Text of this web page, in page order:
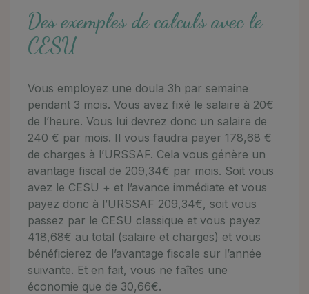
Des exemples de calculs avec le
CESU
Vous employez une doula 3h par semaine
pendant 3 mois. Vous avez fixé le salaire à 20€
de l’heure. Vous lui devrez donc un salaire de
240 € par mois. Il vous faudra payer 178,68 €
de charges à l’URSSAF. Cela vous génère un
avantage fiscal de 209,34€ par mois. Soit vous
avez le CESU + et l’avance immédiate et vous
payez donc à l’URSSAF 209,34€, soit vous
passez par le CESU classique et vous payez
418,68€ au total (salaire et charges) et vous
bénéficierez de l’avantage fiscale sur l’année
suivante. Et en fait, vous ne faîtes une
économie que de 30,66€.